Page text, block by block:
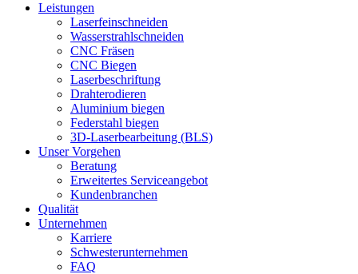
Leistungen
Laserfeinschneiden
Wasserstrahlschneiden
CNC Fräsen
CNC Biegen
Laserbeschriftung
Drahterodieren
Aluminium biegen
Federstahl biegen
3D-Laserbearbeitung (BLS)
Unser Vorgehen
Beratung
Erweitertes Serviceangebot
Kundenbranchen
Qualität
Unternehmen
Karriere
Schwesterunternehmen
FAQ